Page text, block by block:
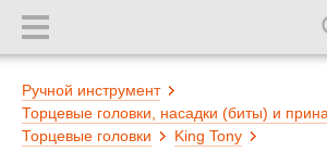
Ручной инструмент
Торцевые головки, насадки (биты) и
Торцевые головки
King Tony